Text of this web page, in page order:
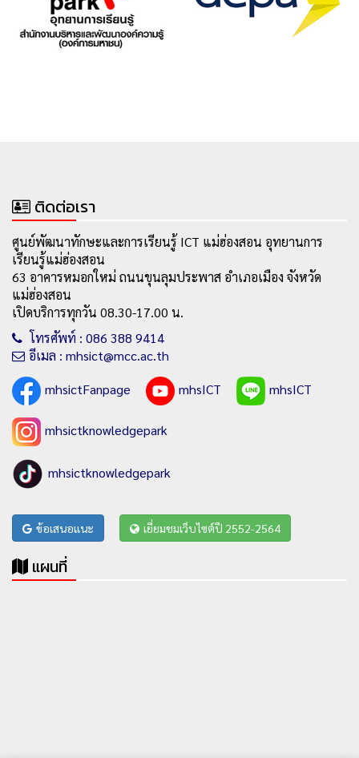
ติดต่อเรา
ศูนย์พัฒนาทักษะและการเรียนรู้ ICT แม่ฮ่องสอน อุทยานการ
เรียนรู้แม่ฮ่องสอน
63 อาคารหมอกใหม่ ถนนขุนลุมประพาส อำเภอเมือง จังหวัด
แม่ฮ่องสอน
เปิดบริการทุกวัน 08.30-17.00 น.
โทรศัพท์ : 086 388 9414
อีเมล : mhsict@mcc.ac.th
mhsictFanpage
mhsICT mhsICT
mhsictknowledgepark
mhsictknowledgepark
ข้อเสนอแนะ เยี่ยมชมเว็บไซต์ปี 2552-2564
แผนที่